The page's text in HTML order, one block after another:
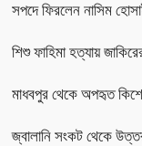
সপদে ফিরলেন নাসিম
শিশু ফাহিমা হত্যায়
মাধবপুর থেকে অপহৃত
জ্বালানি সংকট থেকে